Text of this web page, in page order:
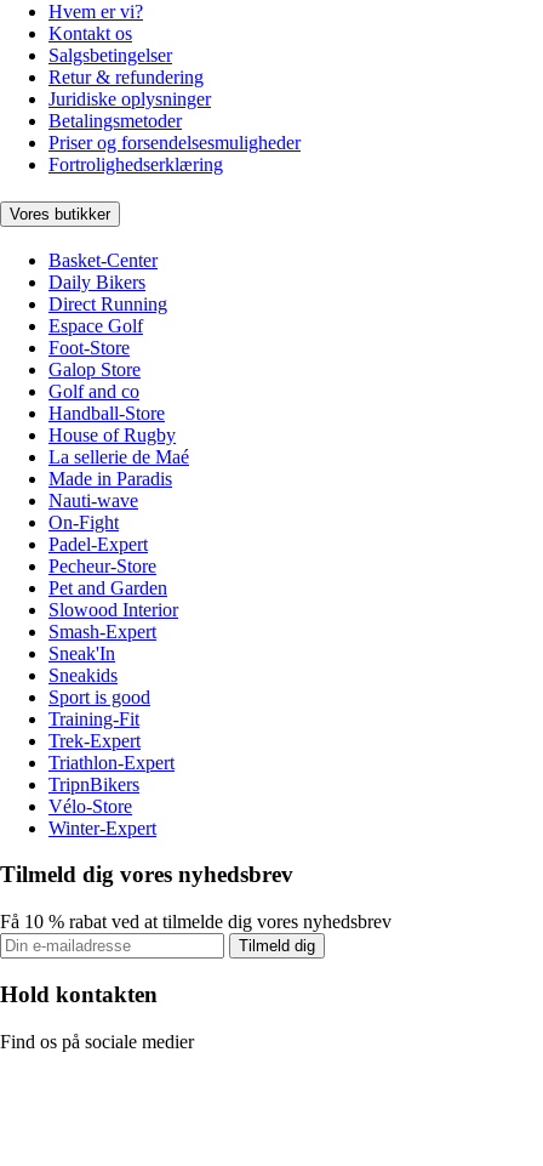
Hvem er vi?
Kontakt os
Salgsbetingelser
Retur & refundering
Juridiske oplysninger
Betalingsmetoder
Priser og forsendelsesmuligheder
Fortrolighedserklæring
Vores butikker
Basket-Center
Daily Bikers
Direct Running
Espace Golf
Foot-Store
Galop Store
Golf and co
Handball-Store
House of Rugby
La sellerie de Maé
Made in Paradis
Nauti-wave
On-Fight
Padel-Expert
Pecheur-Store
Pet and Garden
Slowood Interior
Smash-Expert
Sneak'In
Sneakids
Sport is good
Training-Fit
Trek-Expert
Triathlon-Expert
TripnBikers
Vélo-Store
Winter-Expert
Tilmeld dig vores nyhedsbrev
Få 10 % rabat ved at tilmelde dig vores nyhedsbrev
Tilmeld dig
Hold kontakten
Find os på sociale medier